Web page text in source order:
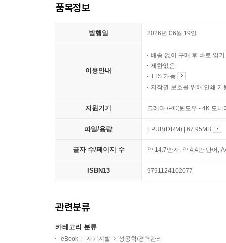
품목정보
발행일 2026년 06월 19일
이용안내
배송 없이 구매 후 바로 읽기
제한없음
TTS 가능
저작권 보호를 위해 인쇄 기
지원기기 크레마 /PC(윈도우 - 4K 모
파일/용량 EPUB(DRM) | 67.95MB
글자 수/페이지 수 약 14.7만자, 약 4.4만 단어,
ISBN13 9791124102077
관련분류
카테고리 분류
eBook 자기계발 성공학/경력관리